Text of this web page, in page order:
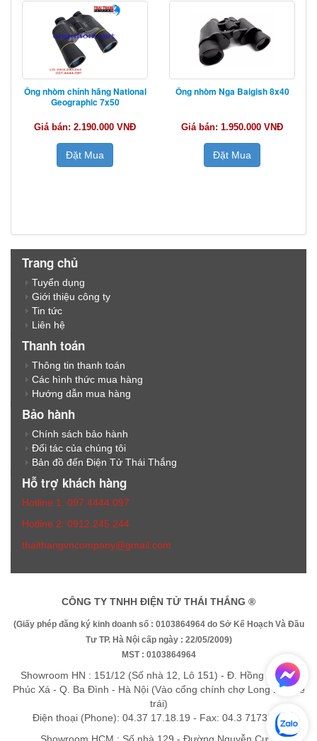
Ống nhòm chính hãng National
Geographic 7x50
Giá bán: 2.190.000 VNĐ
Đặt Mua
Ống nhòm Nga Baigish 8x40
Giá bán: 1.950.000 VNĐ
Đặt Mua
Trang chủ
Tuyển dụng
Giới thiệu công ty
Tin tức
Liên hệ
Thanh toán
Thông tin thanh toán
Các hình thức mua hàng
Hướng dẫn mua hàng
Bảo hành
Chính sách bảo hành
Đối tác của chúng tôi
Bản đồ đến Điện Tử Thái Thắng
Hỗ trợ khách hàng
Hotline 1: 097.4444.097
Hotline 2: 0912.245.244
thaithangvncompany@gmail.com
CÔNG TY TNHH ĐIỆN TỬ THÁI THẮNG ®
(Giấy phép đăng ký kinh doanh số : 0103864964 do Sở Kế Hoạch Và Đầu
Tư TP. Hà Nội cấp ngày : 22/05/2009)
MST : 0103864964
Showroom HN : 151/12 (Số nhà 12, Lô 151) - Đ. Hồng Hà - P.
Phúc Xá - Q. Ba Đình - Hà Nội (Vào cổng chính chợ Long Biên rẽ
trái)
Điện thoại (Phone): 04.37 17.18.19 - Fax: 04.3 7173325